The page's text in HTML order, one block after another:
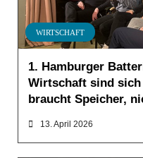
WIRTSCHAFT
1. Hamburger
Wirtschaft sind sich
braucht Speicher,
13. April 2026